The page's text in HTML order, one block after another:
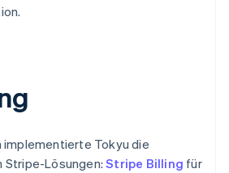
implementierte Tokyu die
Stripe-Lösungen:Stripe Billing für